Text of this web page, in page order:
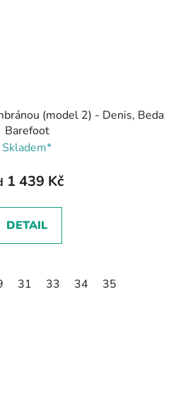
(model 2) - Denis, Beda
Barefoot
Skladem*
1 439 Kč
DETAIL
31 33 34 35